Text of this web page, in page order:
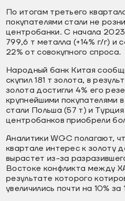
По итогам третьего
покупателями стали не
центробанки. С начала
799,6 т металла (+14% г/г) и
22% от совокупного спроса.
Народный банк Китая
скупил 181 т золота, в
золота достигли 4% его
крупнейшими покупателями
стали Польша (57 т) и
центробанков приобрели
Аналитики WGC полагают,
квартале интерес к золоту
вырастет из-за
Востоке конфликта между
результате которого
увеличились почти на 10% за